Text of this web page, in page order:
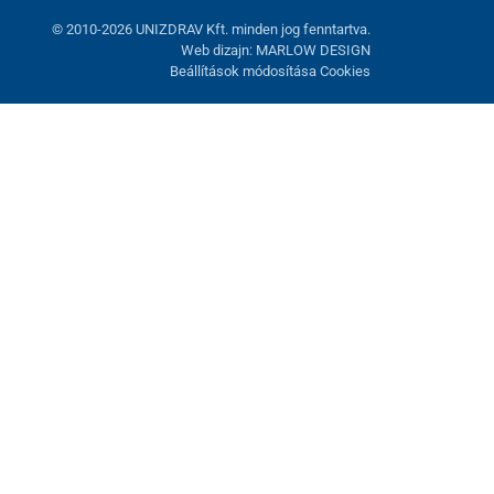
© 2010-2026 UNIZDRAV Kft. minden jog fenntartva.
Web dizajn: MARLOW DESIGN
Beállítások módosítása Cookies